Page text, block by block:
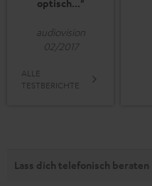
optisch..."
audiovision
02/2017
ALLE
TESTBERICHTE
Lass dich telefonisch beraten